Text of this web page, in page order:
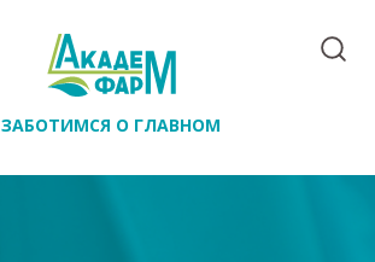
ЗАБОТИМСЯ О ГЛАВНОМ